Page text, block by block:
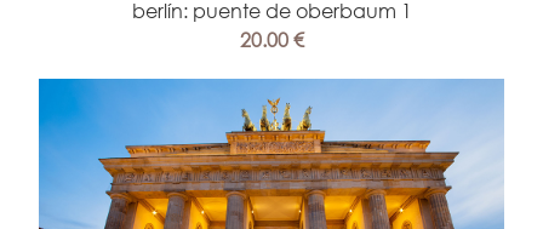
berlín: puente de oberbaum 1
20.00 €